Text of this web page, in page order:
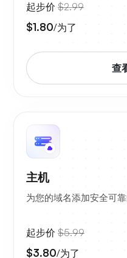
起步价 $2.99
$1.80/为了
查
主机
为您的域名添加安全可靠
起步价 $5.99
$3.80/为了